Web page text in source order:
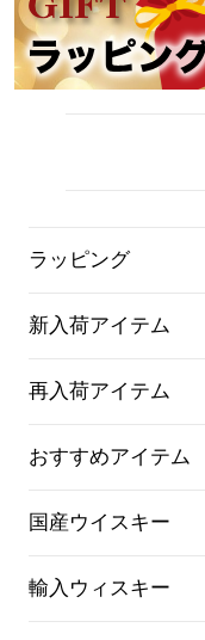
ラッピング
新入荷アイテム
再入荷アイテム
おすすめアイテム
国産ウイスキー
輸入ウィスキー